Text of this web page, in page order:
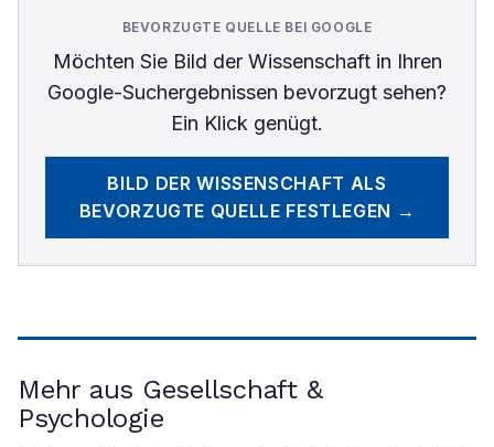
BEVORZUGTE QUELLE BEI GOOGLE
Möchten Sie Bild der Wissenschaftin Ihren
Google-Suchergebnissen bevorzugt sehen?
Ein Klick genügt.
BILD DER WISSENSCHAFT ALS
BEVORZUGTE QUELLE FESTLEGEN →
Mehr aus Gesellschaft &
Psychologie